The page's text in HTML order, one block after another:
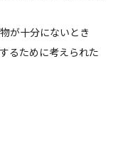
が十分にないとき
るために考えられた